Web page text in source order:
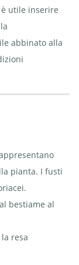
utile inserire
abbinato alla
pianta. I fusti
bestiame al
resa